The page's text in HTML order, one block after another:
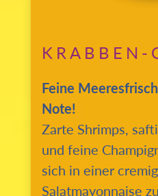
KRABBEN-
Feine
Note!
Zarte Shrimps,
und feine
sich in einer
Salatmayonnaise